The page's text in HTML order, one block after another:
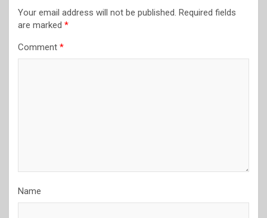
Your email address will not be published. Required fields
are marked *
Comment *
Name